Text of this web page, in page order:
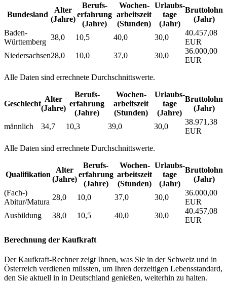
Bundesland
Alter
(Jahre)
Berufs­
erfahrung
(Jahre)
Wochen­
arbeitszeit
(Stunden)
Urlaubs­
tage
(Jahr)
Bruttolohn
(Jahr)
Baden-
Württemberg
38,0 10,5 40,0 30,0
40.457,08
EUR
Niedersachsen28,0 10,0 37,0 30,0
36.000,00
EUR
Alle Daten sind errechnete Durchschnittswerte.
Geschlecht
Alter
(Jahre)
Berufs­
erfahrung
(Jahre)
Wochen­
arbeitszeit
(Stunden)
Urlaubs­
tage
(Jahre)
Bruttolohn
(Jahr)
männlich 34,7 10,3 39,0 30,0
38.971,38
EUR
Alle Daten sind errechnete Durchschnittswerte.
Qualifikation
Alter
(Jahre)
Berufs­
erfahrung
(Jahre)
Wochen­
arbeitszeit
(Stunden)
Urlaubs­
tage
(Jahr)
Bruttolohn
(Jahr)
(Fach-)
Abitur/Matura
28,0 10,0 37,0 30,0
36.000,00
EUR
Ausbildung
38,0 10,5 40,0 30,0
40.457,08
EUR
Berechnung der Kaufkraft
Der Kaufkraft-Rechner zeigt Ihnen, was Sie in der Schweiz und in
Österreich verdienen müssten, um Ihren derzeitigen Lebensstandard,
den Sie aktuell in in Deutschland genießen, weiterhin zu halten.